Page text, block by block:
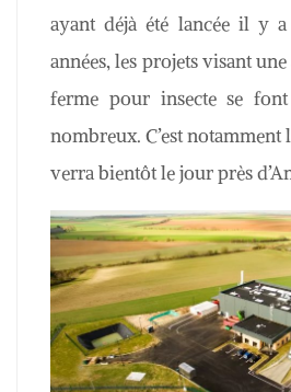
ayant déjà été lancée il y
années, les projets visant
ferme pour insecte se
nombreux. C’est notamment
verra bientôt le jour près